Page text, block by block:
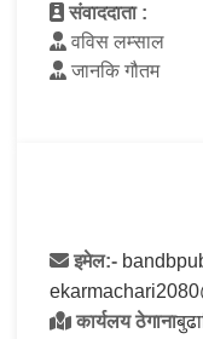
संवाददाता :
वविस लम्साल
जानकि गौतम
इमेल:-
कार्यलय ठेगाना